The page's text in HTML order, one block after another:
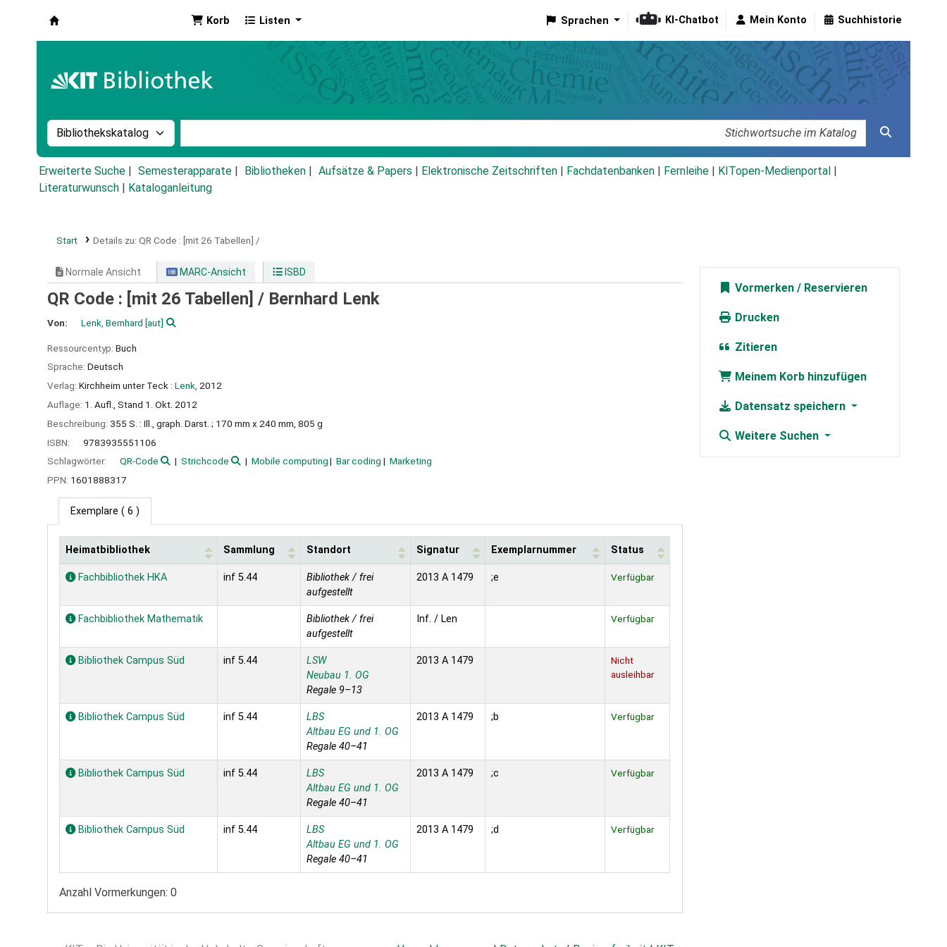
Korb Listen Sprachen KI-Chatbot Mein Konto Suchhistorie
Suche im Katalog nach:
Erweiterte Suche Semesterapparate Bibliotheken Aufsätze & Papers Elektronische Zeitschriften Fachdatenbanken Fernleihe KITopen-Medienportal
Literaturwunsch
Kataloganleitung
Start Details zu: QR Code : [mit 26 Tabellen] /
Normale Ansicht MARC-Ansicht ISBD
QR Code : [mit 26 Tabellen] / Bernhard Lenk
Von: Lenk, Bernhard [aut]
Ressourcentyp: Buch
Sprache: Deutsch
Verlag: Kirchheim unter Teck : Lenk, 2012
Auflage: 1. Aufl., Stand 1. Okt. 2012
Beschreibung: 355 S. : Ill., graph. Darst. ; 170 mm x 240 mm, 805 g
ISBN:
9783935551106
Schlagwörter:
QR-Code Strichcode Mobile computing Bar coding
Marketing
PPN: 1601888317
Exemplare ( 6 )
Exemplare
Heimatbibliothek Sammlung Standort Signatur Exemplarnummer Status
Fachbibliothek HKA inf 5.44
Bibliothek / frei
aufgestellt
2013 A 1479 ;e Verfügbar
Fachbibliothek Mathematik
Bibliothek / frei
aufgestellt
Inf. / Len Verfügbar
Bibliothek Campus Süd inf 5.44
LSW
Neubau 1. OG
Regale 9–13
2013 A 1479
Nicht
ausleihbar
Bibliothek Campus Süd inf 5.44
LBS
Altbau EG und 1. OG
Regale 40–41
2013 A 1479 ;b Verfügbar
Bibliothek Campus Süd inf 5.44
LBS
Altbau EG und 1. OG
Regale 40–41
2013 A 1479 ;c Verfügbar
Bibliothek Campus Süd inf 5.44
LBS
Altbau EG und 1. OG
Regale 40–41
2013 A 1479 ;d Verfügbar
Anzahl Vormerkungen: 0
Vormerken
Drucken
Zitieren
Meinem Korb hinzufügen
Datensatz speichern
Weitere Suchen